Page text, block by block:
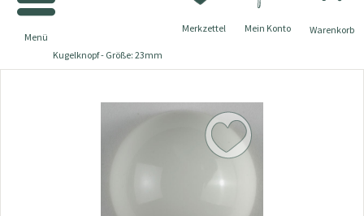
Warenkorb
Merkzettel Mein Konto
Menü
Kugelknopf - Größe: 23mm